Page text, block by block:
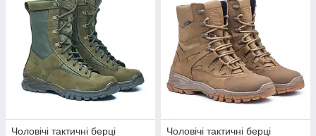
Чоловічі тактичні берці Чоловічі тактичні берці